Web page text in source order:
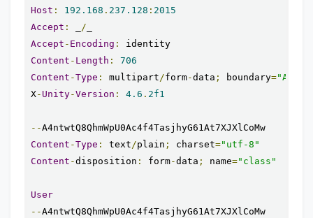
Host : 192.168 . 237.128 : 2015
Accept : /
Accept - Encoding :
Content - Length :
706
Content -Type : multipart/form-data ; boundary=
X- Unity-Version : 4.6 . 2f1
--
Content -Type : text/plain ; charset="utf-8"
Content -disposition : form-data ; name="class"
User
--